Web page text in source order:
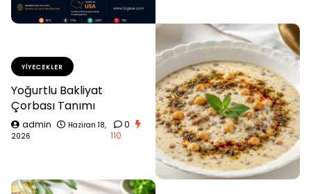
YIYECEKLER
Yoğurtlu Bakliyat
Çorbası Tanımı
admin
Haziran 18,
2026
0
110